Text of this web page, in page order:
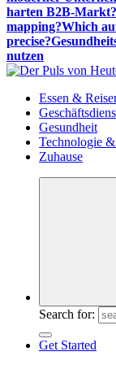
harten B2B-Markt?
mapping?Which
precise?
nutzen
Meldungen die
Essen &
Gesundheit
Technologie &
Zuhause
Search for:
Get Started